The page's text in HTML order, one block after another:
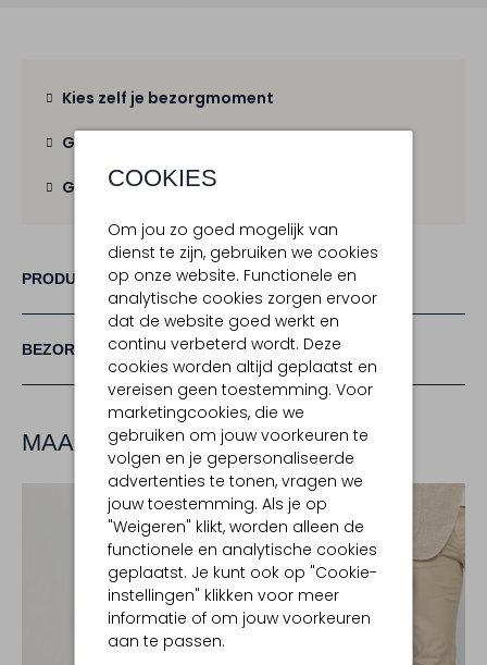
COOKIES
Om jou zo goed mogelijk van
dienst te zijn, gebruiken we cookies
op onze website. Functionele en
analytische cookies zorgen ervoor
dat de website goed werkt en
continu verbeterd wordt. Deze
cookies worden altijd geplaatst en
vereisen geen toestemming. Voor
marketingcookies, die we
gebruiken om jouw voorkeuren te
volgen en je gepersonaliseerde
advertenties te tonen, vragen we
jouw toestemming. Als je op
"Weigeren" klikt, worden alleen de
functionele en analytische cookies
geplaatst. Je kunt ook op "Cookie-
instellingen" klikken voor meer
informatie of om jouw voorkeuren
aan te passen.
Kies zelf je bezorgmoment
Gratis verzending
Gratis retourbinnen 30 dagen
PRODUCT INFORMATIE
BEZORGEN & RETOURNEREN
MAAK JE LOOK COMPLEET